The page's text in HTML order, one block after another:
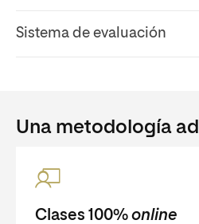
Sistema de evaluación
Una metodología
Clases 100% online